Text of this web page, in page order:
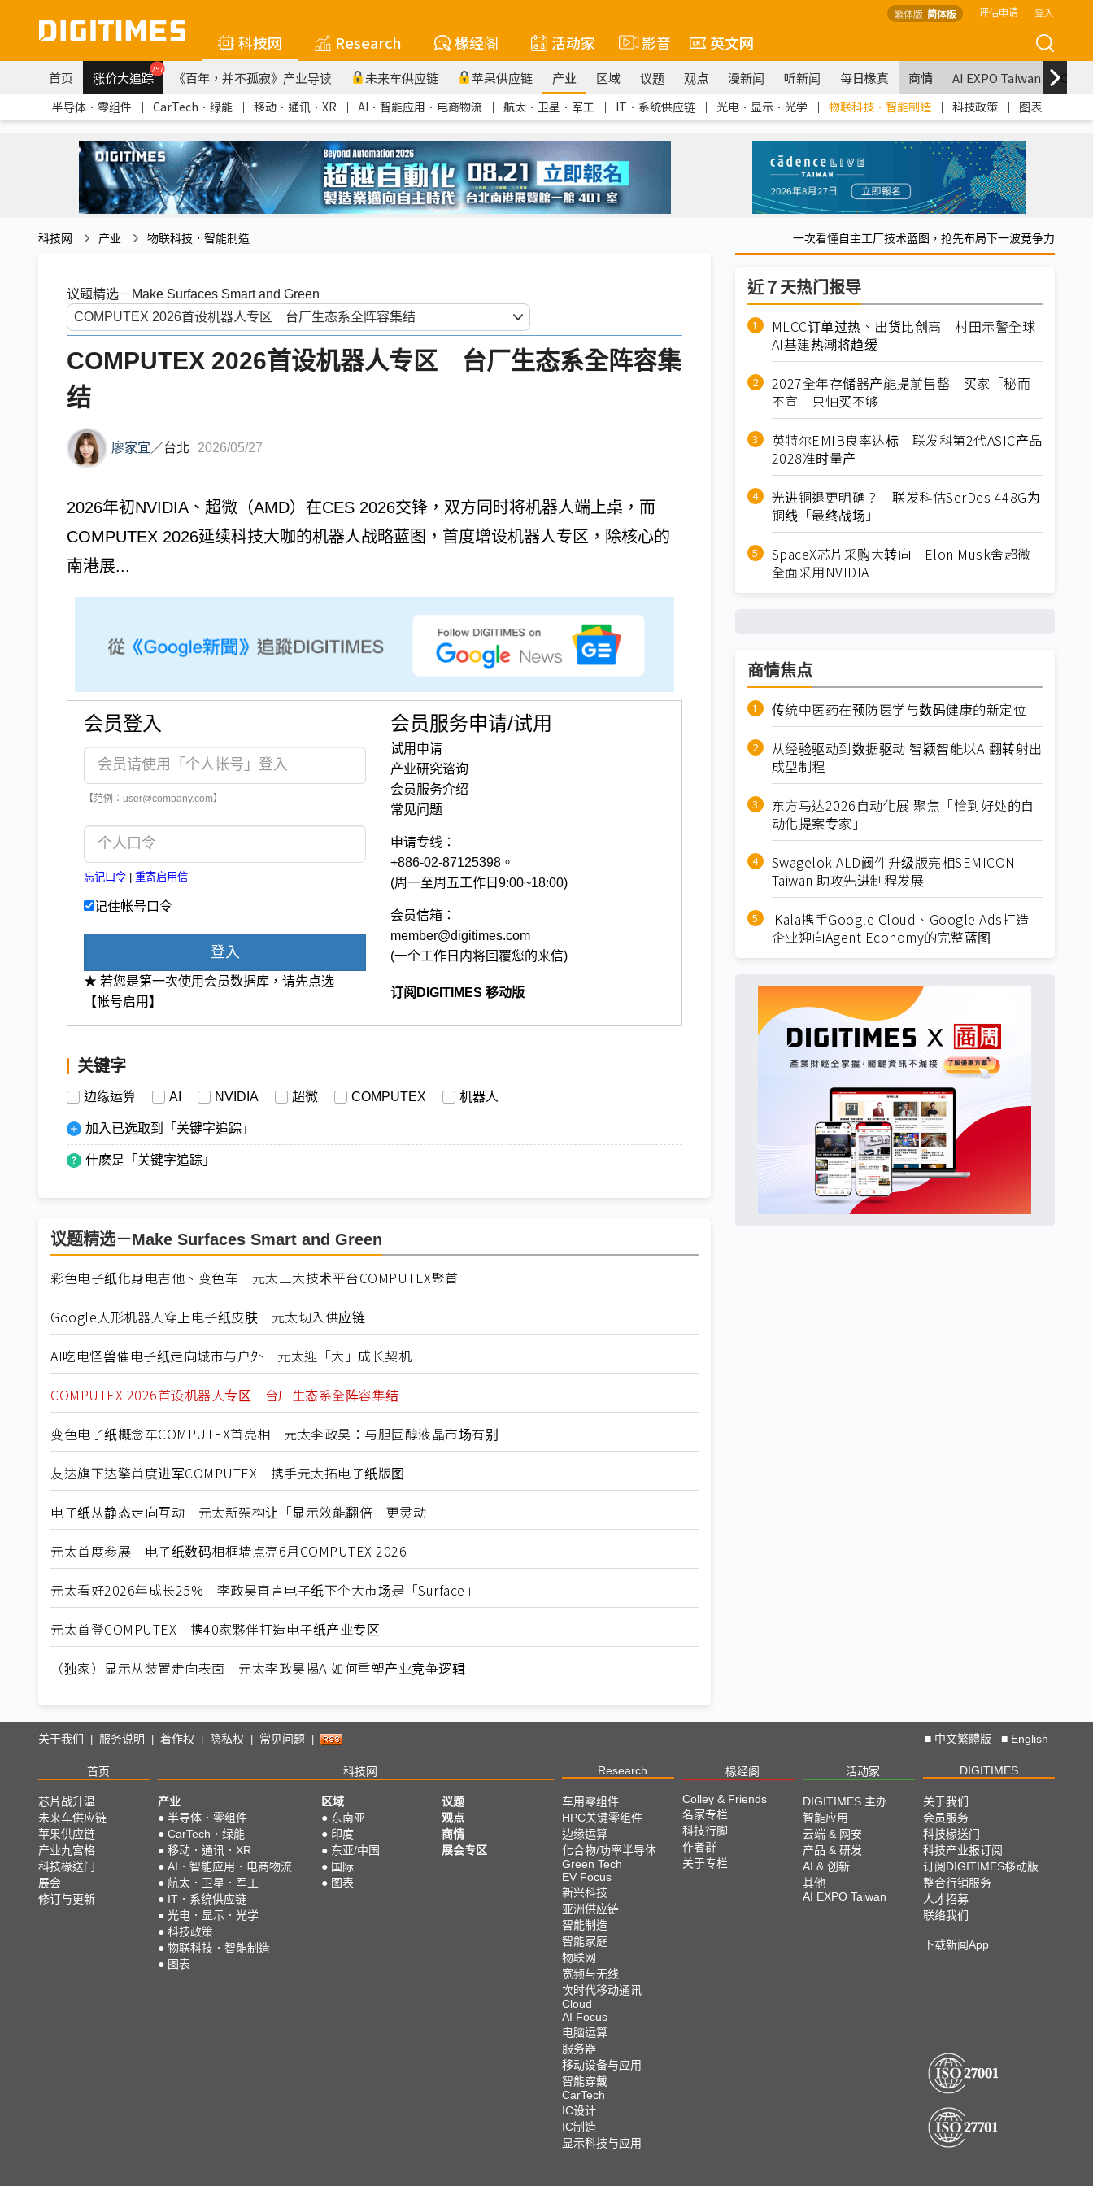
繁体版 简体版 评估申请 登入
科技网 Research 椽经阁 活动家 影音 英文网
首页 涨价大追踪257 《百年，并不孤寂》产业导读 未来车供应链 苹果供应链 产业 区域 议题 观点 漫新闻 听新闻 每日椽真 商情 AI EXPO Taiwan
半导体．零组件 ｜ CarTech．绿能 ｜ 移动．通讯．XR ｜ AI．智能应用．电商物流 ｜ 航太．卫星．军工 ｜ IT．系统供应链 ｜ 光电．显示．光学 ｜ 物联科技．智能制造 ｜ 科技政策 ｜ 图表
科技网 产业 物联科技．智能制造 一次看懂自主工厂技术蓝图，抢先布局下一波竞争力
议题精选－Make Surfaces Smart and Green
COMPUTEX 2026首设机器人专区 台厂生态系全阵容集
结
廖家宜 ／台北 2026/05/27
2026年初NVIDIA、超微（AMD）在CES 2026交锋，双方同时将机器人端上桌，而
COMPUTEX 2026延续科技大咖的机器人战略蓝图，首度增设机器人专区，除核心的
南港展...
会员登入
【范例：user@company.com】
忘记口令 重寄启用信
记住帐号口令
登入
★ 若您是第一次使用会员数据库，请先点选
【帐号启用】
会员服务申请/试用
试用申请
产业研究谘询
会员服务介绍
常见问题
申请专线：
+886-02-87125398。
(周一至周五工作日9:00~18:00)
会员信箱：
member@digitimes.com
(一个工作日内将回覆您的来信)
订阅DIGITIMES 移动版
关键字
边缘运算 AI NVIDIA 超微 COMPUTEX 机器人
加入已选取到「关键字追踪」
什麽是「关键字追踪」
议题精选－Make Surfaces Smart and Green
彩色电子纸化身电吉他、变色车 元太三大技术平台COMPUTEX聚首
Google人形机器人穿上电子纸皮肤 元太切入供应链
AI吃电怪兽催电子纸走向城市与户外 元太迎「大」成长契机
COMPUTEX 2026首设机器人专区 台厂生态系全阵容集结
变色电子纸概念车COMPUTEX首亮相 元太李政昊：与胆固醇液晶市场有别
友达旗下达擎首度进军COMPUTEX 携手元太拓电子纸版图
电子纸从静态走向互动 元太新架构让「显示效能翻倍」更灵动
元太首度参展 电子纸数码相框墙点亮6月COMPUTEX 2026
元太看好2026年成长25% 李政昊直言电子纸下个大市场是「Surface」
元太首登COMPUTEX 携40家夥伴打造电子纸产业专区
（独家）显示从装置走向表面 元太李政昊揭AI如何重塑产业竞争逻辑
近７天热门报导
MLCC订单过热、出货比创高 村田示警全球
AI基建热潮将趋缓
2027全年存储器产能提前售罄 买家「秘而
不宣」只怕买不够
英特尔EMIB良率达标 联发科第2代ASIC产品
2028准时量产
光进铜退更明确？ 联发科估SerDes 448G为
铜线「最终战场」
SpaceX芯片采购大转向 Elon Musk舍超微
全面采用NVIDIA
商情焦点
传统中医药在预防医学与数码健康的新定位
从经验驱动到数据驱动 智颖智能以AI翻转射出
成型制程
东方马达2026自动化展 聚焦「恰到好处的自
动化提案专家」
Swagelok ALD阀件升级版亮相SEMICON
Taiwan 助攻先进制程发展
iKala携手Google Cloud、Google Ads打造
企业迎向Agent Economy的完整蓝图
关于我们 服务说明 着作权 隐私权 常见问题 ■ 中文繁體版 ■ English
首页 科技网 Research 椽经阁 活动家 DIGITIMES
芯片战升温
未来车供应链
苹果供应链
产业九宫格
科技椽送门
展会
修订与更新
产业
● 半导体．零组件
● CarTech．绿能
● 移动．通讯．XR
● AI．智能应用．电商物流
● 航太．卫星．军工
● IT．系统供应链
● 光电．显示．光学
● 科技政策
● 物联科技．智能制造
● 图表
区域
● 东南亚
● 印度
● 东亚/中国
● 国际
● 图表
议题
观点
商情
展会专区
车用零组件
HPC关键零组件
边缘运算
化合物/功率半导体
Green Tech
EV Focus
新兴科技
亚洲供应链
智能制造
智能家庭
物联网
宽频与无线
次时代移动通讯
Cloud
AI Focus
电脑运算
服务器
移动设备与应用
智能穿戴
CarTech
IC设计
IC制造
显示科技与应用
Colley & Friends
名家专栏
科技行脚
作者群
关于专栏
DIGITIMES 主办
智能应用
云端 & 网安
产品 & 研发
AI & 创新
其他
AI EXPO Taiwan
关于我们
会员服务
科技椽送门
科技产业报订阅
订阅DIGITIMES移动版
整合行销服务
人才招募
联络我们
下载新闻App